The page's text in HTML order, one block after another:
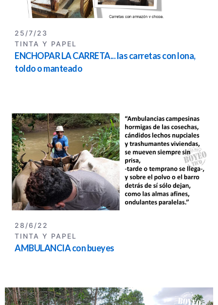
25/7/23
TINTA Y PAPEL
ENCHOPAR LA CARRETA... las carretas con lona,
toldo o manteado
28/6/22
TINTA Y PAPEL
AMBULANCIA con bueyes